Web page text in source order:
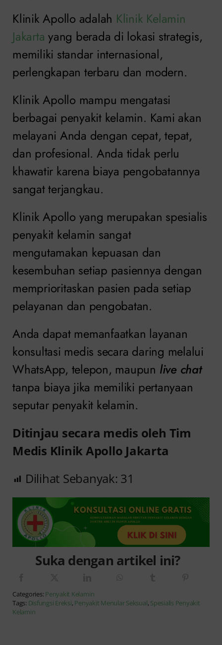
Klinik Apollo adalah Klinik Kelamin
Jakarta yang berada di lokasi strategis,
memiliki standar internasional,
perlengkapan terbaru dan modern.
Klinik Apollo mampu mengatasi
berbagai penyakit kelamin. Kami akan
melayani Anda dengan cepat, tepat,
dan profesional. Anda tidak perlu
khawatir karena biaya pengobatannya
sangat terjangkau.
Klinik Apollo yang merupakan spesialis
penyakit kelamin sangat
mengutamakan kepuasan dan
kesembuhan setiap pasiennya dengan
memprioritaskan pasien pada setiap
pelayanan dan pengobatan.
Anda dapat memanfaatkan layanan
konsultasi medis secara daring melalui
WhatsApp, telepon, maupun live chat
tanpa biaya jika memiliki pertanyaan
seputar penyakit kelamin.
Ditinjau secara medis oleh Tim
Medis Klinik Apollo Jakarta
Dilihat Sebanyak: 31
Suka dengan artikel ini?
Categories: Penyakit Kelamin
Tags: Disfungsi Ereksi, Penyakit Menular Seksual, Spesialis Penyakit
Kelamin